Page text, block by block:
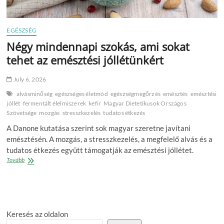
EGÉSZSÉG
Négy mindennapi szokás, ami sokat
tehet az emésztési jóllétünkért
July 6, 2026
alvásminőség egészséges életmód egészségmegőrzés emésztés emésztési
jóllét fermentált élelmiszerek kefir Magyar Dietetikusok Országos
Szövetsége mozgás stresszkezelés tudatos étkezés
A Danone kutatása szerint sok magyar szeretne javítani
emésztésén. A mozgás, a stresszkezelés, a megfelelő alvás és a
tudatos étkezés együtt támogatják az emésztési jóllétet.
TovábbNégy
az
emésztési
Keresés az oldalon